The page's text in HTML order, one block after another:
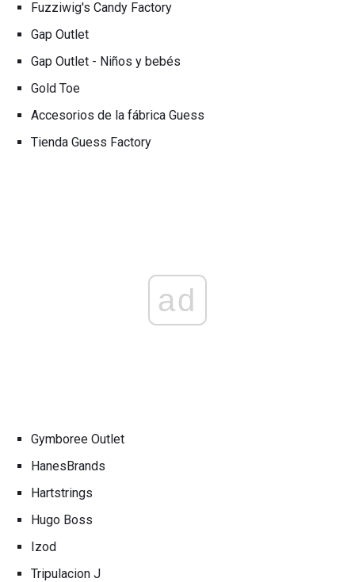
Fuzziwig's Candy Factory
Gap Outlet
Gap Outlet - Niños y bebés
Gold Toe
Accesorios de la fábrica Guess
Tienda Guess Factory
ad
Gymboree Outlet
HanesBrands
Hartstrings
Hugo Boss
Izod
Tripulacion J